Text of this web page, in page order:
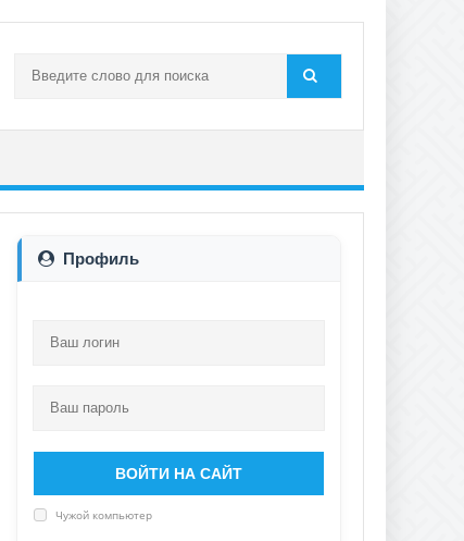
Профиль
ВОЙТИ НА САЙТ
Чужой компьютер